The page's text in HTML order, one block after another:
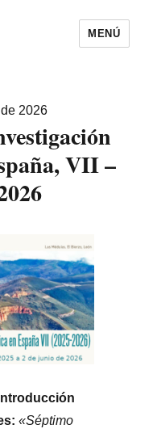
MENÚ
2026
VII –
«Séptimo